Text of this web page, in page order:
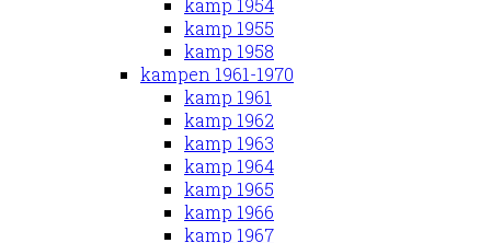
kamp 1954
kamp 1955
kamp 1958
kampen 1961-1970
kamp 1961
kamp 1962
kamp 1963
kamp 1964
kamp 1965
kamp 1966
kamp 1967